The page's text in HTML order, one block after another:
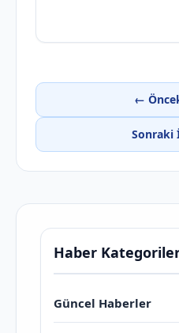
←
Sonraki
Haber
Güncel Haberler